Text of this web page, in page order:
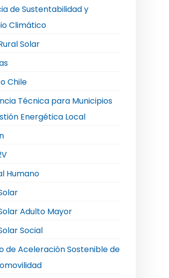
de Sustentabilidad y
Climático
Solar
Chile
Técnica para Municipios
Energética Local
Humano
Adulto Mayor
Social
de Aceleración Sostenible de